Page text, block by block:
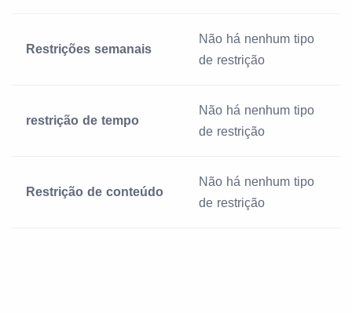
Restrições semanais
Não há nenhum tipo
de restrição
restrição de tempo
Não há nenhum tipo
de restrição
Restrição de conteúdo
Não há nenhum tipo
de restrição